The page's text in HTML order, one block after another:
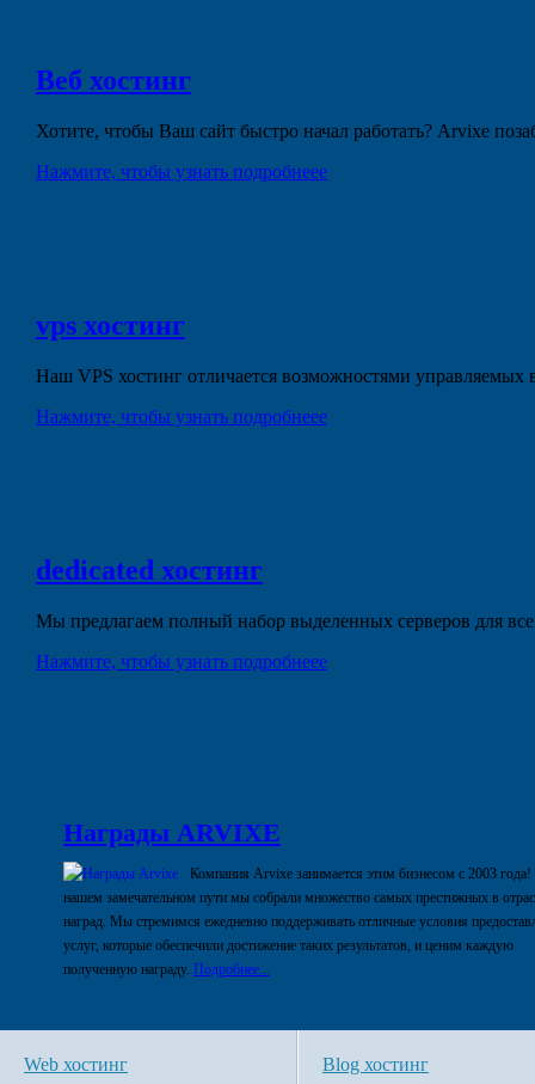
Веб хостинг
Хотите, чтобы Ваш сайт быстро начал работать? Arvixe
Нажмите, чтобы узнать подробнеее
vps хостинг
Наш VPS хостинг отличается возможностями
Нажмите, чтобы узнать подробнеее
dedicated хостинг
Мы предлагаем полный набор выделенных серверов для
Нажмите, чтобы узнать подробнеее
Награды ARVIXE
Компания Arvixe занимается этим бизнесом с 2003
нашем замечательном пути мы собрали множество самых престижных в
наград. Мы стремимся ежедневно поддерживать отличные условия
услуг, которые обеспечили достижение таких результатов, и ценим каждую
полученную награду. Подробнее...
Web хостинг Blog хостинг